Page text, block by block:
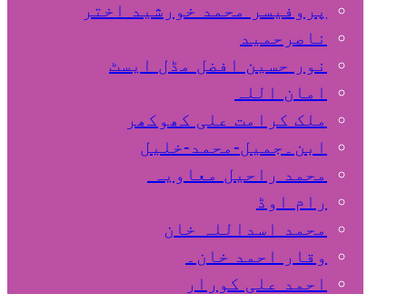
پروفیسر محمد خورشید اختر
ناصرحمید
نور حسین افضل مڈل ایسٹ
امان اللہ
ملک کرامت علی کھوکھر
ابن۔جمیل-محمد-خلیل
محمد راحیل معاویہ
رام اوڈ
محمد اسداللہ خان
وقار احمد خان۔
احمد علی کورار